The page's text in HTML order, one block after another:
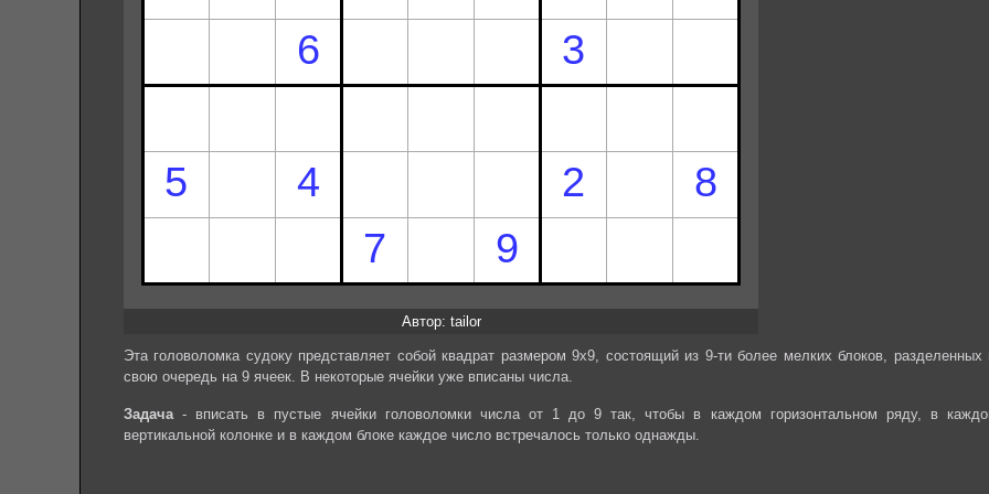
Автор: tailor
Эта головоломка судоку представляет собой квадрат размером 9х9, состоящий из 9-ти более мелких блоков, разделенных
свою очередь на 9 ячеек. В некоторые ячейки уже вписаны числа.
Задача- вписать в пустые ячейки головоломки числа от 1 до 9 так, чтобы в каждом горизонтальном ряду, в
вертикальной колонке и в каждом блоке каждое число встречалось только однажды.